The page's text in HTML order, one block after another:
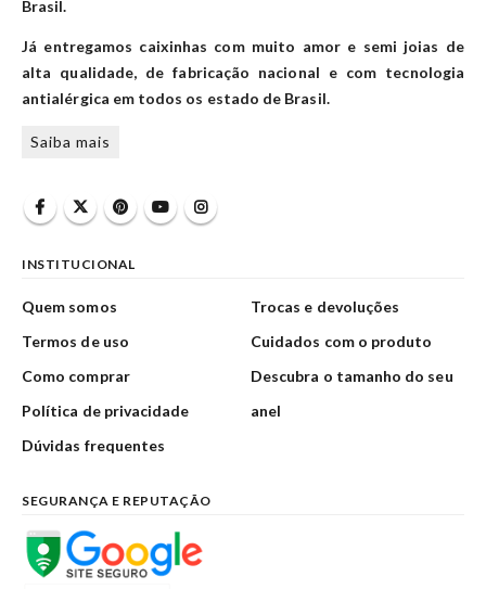
Brasil.
Já entregamos caixinhas com muito amor e semi joias de
alta qualidade, de fabricação nacional e com tecnologia
antialérgica em todos os estado de Brasil.
Saiba mais
INSTITUCIONAL
Quem somos
Termos de uso
Como comprar
Política de privacidade
Dúvidas frequentes
Trocas e devoluções
Cuidados com o produto
Descubra o tamanho do seu
anel
SEGURANÇA E REPUTAÇÃO